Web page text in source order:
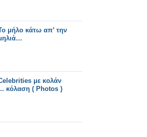
μήλο κάτω απ’ την
με κολάν
κόλαση ( Photos )